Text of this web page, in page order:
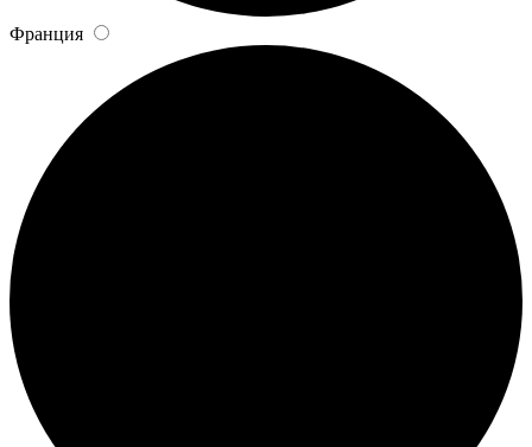
Франция